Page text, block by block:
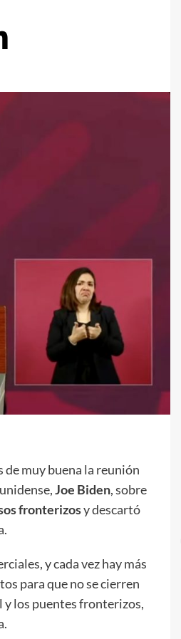
de muy buena la reunión
Joe Biden, sobre
fronterizosy descartó
y cada vez hay más
para que no se cierren
y los puentes fronterizos,